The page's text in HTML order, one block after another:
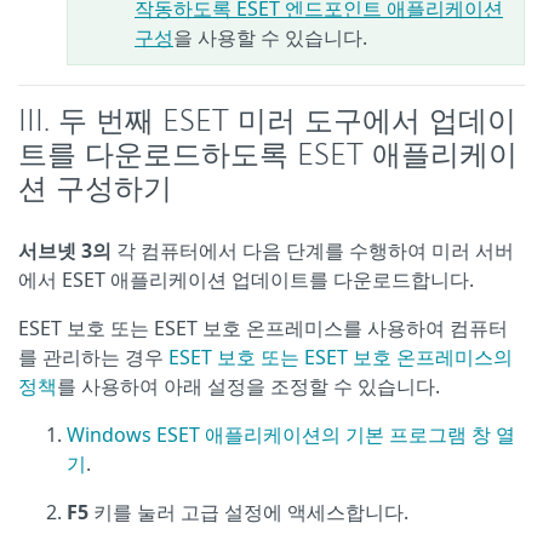
작동하도록 ESET 엔드포인트 애플리케이션
구성을 사용할 수 있습니다.
III. 두 번째 ESET 미러 도구에서 업데이
트를 다운로드하도록 ESET 애플리케이
션 구성하기
서브넷 3의 각 컴퓨터에서 다음 단계를 수행하여 미러 서버
에서 ESET 애플리케이션 업데이트를 다운로드합니다.
ESET 보호 또는 ESET 보호 온프레미스를 사용하여 컴퓨터
를 관리하는 경우 ESET 보호 또는 ESET 보호 온프레미스의
정책를 사용하여 아래 설정을 조정할 수 있습니다.
Windows ESET 애플리케이션의 기본 프로그램 창 열
기.
F5 키를 눌러 고급 설정에 액세스합니다.